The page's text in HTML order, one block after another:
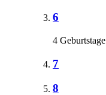
6
4 Geburtstage
7
8